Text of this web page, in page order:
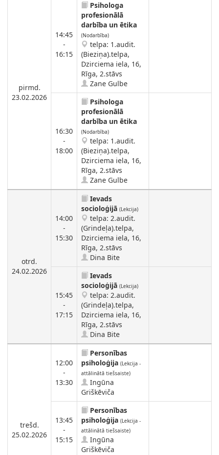
pirmd.
23.02.2026
14:45
-
16:15
Psihologa
profesionālā
darbība un ētika
(Nodarbība)
telpa: 1.audit.
(Bieziņa).telpa,
Dzirciema iela, 16,
Rīga, 2.stāvs
Zane Gulbe
16:30
-
18:00
Psihologa
profesionālā
darbība un ētika
(Nodarbība)
telpa: 1.audit.
(Bieziņa).telpa,
Dzirciema iela, 16,
Rīga, 2.stāvs
Zane Gulbe
otrd.
24.02.2026
14:00
-
15:30
Ievads
socioloģijā (Lekcija)
telpa: 2.audit.
(Grindeļa).telpa,
Dzirciema iela, 16,
Rīga, 2.stāvs
Dina Bite
15:45
-
17:15
Ievads
socioloģijā (Lekcija)
telpa: 2.audit.
(Grindeļa).telpa,
Dzirciema iela, 16,
Rīga, 2.stāvs
Dina Bite
trešd.
25.02.2026
12:00
-
13:30
Personības
psiholoģija (Lekcija -
attālinātā tiešsaiste)
Ingūna
Griškēviča
13:45
-
15:15
Personības
psiholoģija (Lekcija -
attālinātā tiešsaiste)
Ingūna
Griškēviča